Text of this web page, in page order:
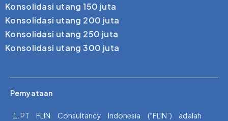
Konsolidasi utang 150 juta
Konsolidasi utang 200 juta
Konsolidasi utang 250 juta
Konsolidasi utang 300 juta
Pernyataan
PT FLIN Consultancy Indonesia (“FLIN”) adalah